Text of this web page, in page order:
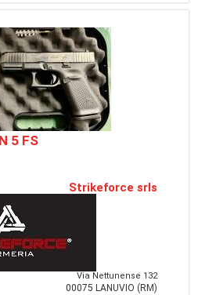
5 FS
Strikeforce srls
Via Nettunense 132
00075 LANUVIO (RM)